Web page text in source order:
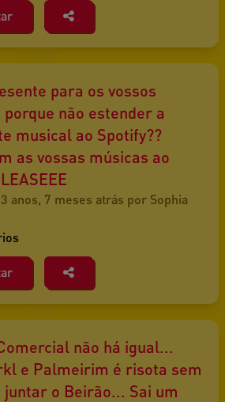
para os vossos
porque não estender a
musical ao Spotify??
as vossas músicas ao
anos, 7 meses atrás por Sophia
não há igual...
e Palmeirim é risota sem
o Beirão... Sai um